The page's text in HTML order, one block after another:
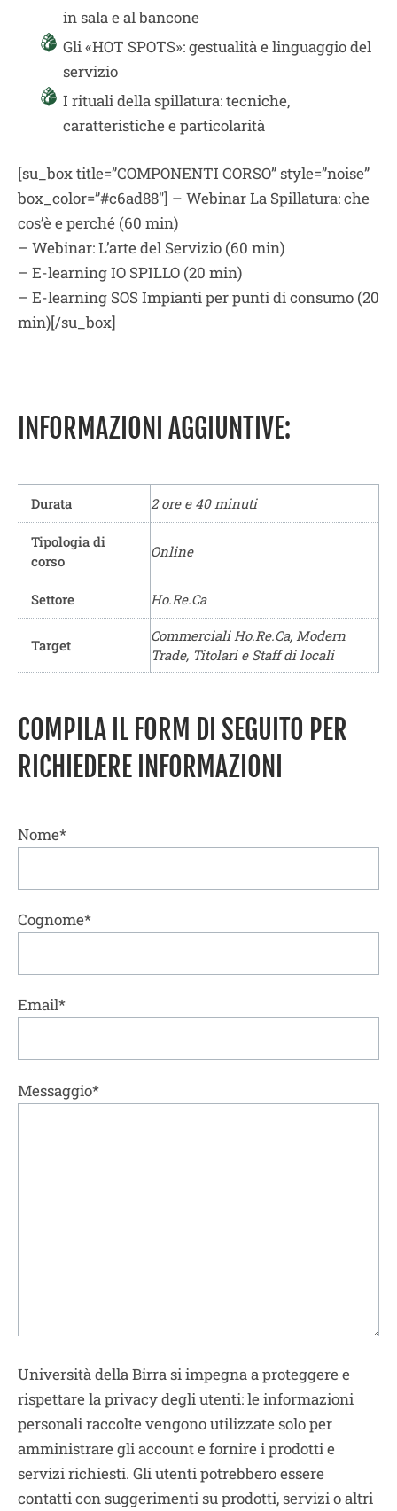
in sala e al bancone
Gli «HOT SPOTS»: gestualità e linguaggio del
servizio
I rituali della spillatura: tecniche,
caratteristiche e particolarità
[su_box title=”COMPONENTI CORSO” style=”noise”
box_color=”#c6ad88″] – Webinar La Spillatura: che
cos’è e perché (60 min)
– Webinar: L’arte del Servizio (60 min)
– E-learning IO SPILLO (20 min)
– E-learning SOS Impianti per punti di consumo (20
min)[/su_box]
INFORMAZIONI AGGIUNTIVE:
Durata 2 ore e 40 minuti
Tipologia di
corso
Online
Settore Ho.Re.Ca
Target
Commerciali Ho.Re.Ca, Modern
Trade, Titolari e Staff di locali
COMPILA IL FORM DI SEGUITO PER
RICHIEDERE INFORMAZIONI
Nome*
Cognome*
Email*
Messaggio*
Università della Birra si impegna a proteggere e
rispettare la privacy degli utenti: le informazioni
personali raccolte vengono utilizzate solo per
amministrare gli account e fornire i prodotti e
servizi richiesti. Gli utenti potrebbero essere
contatti con suggerimenti su prodotti, servizi o altri